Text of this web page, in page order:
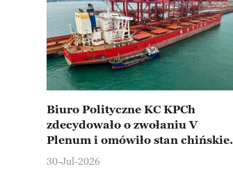
Biuro Polityczne KC KPCh
zdecydowało o zwołaniu V
Plenum i omówiło stan chińskiej
gospodarki
30-Jul-2026